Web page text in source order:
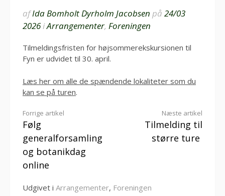
afIda Bomholt Dyrholm Jacobsen på 24/03
2026iArrangementer, Foreningen
Tilmeldingsfristen for højsommerekskursionen til
Fyn er udvidet til 30. april.
Læs her om alle de spændende lokaliteter som du
kan se på turen.
Læs
videre
Forrige artikel
Følg
generalforsamling
og botanikdag
online
Næste artikel
Tilmelding til
større ture
Udgivet i Arrangementer, Foreningen